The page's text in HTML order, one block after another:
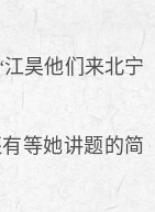
昊他们来北宁
等她讲题的简